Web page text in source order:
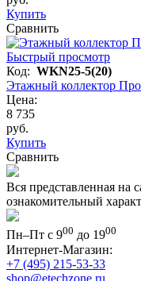
Купить
Сравнить
Быстрый просмотр
Код: WKN25-5(20)
Этажный коллектор
Цена:
8 735
руб.
Купить
Сравнить
Вся представленная на
ознакомительный
Пн–Пт с 900 до 1900
Интернет-Магазин:
+7 (495) 215-53-33
shop@etechzone.ru